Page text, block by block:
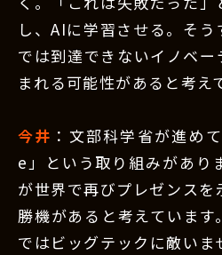
し、AIに学習させる。そ
では到達できないイノベ
まれる可能性があると考え
今井 ：文部科学省が進め
e」という取り組みがあり
が世界で再びプレゼンス
勝機があると考えていま
ではビッグテックに敵いま